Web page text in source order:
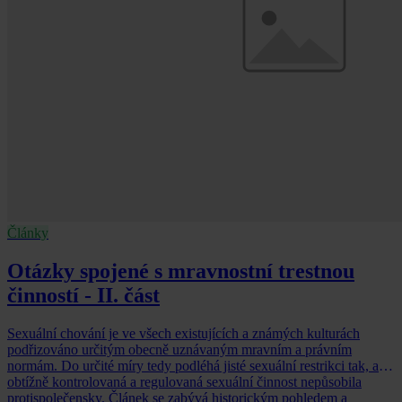
Články
Otázky spojené s mravnostní trestnou
činností - II. část
Sexuální chování je ve všech existujících a známých kulturách
podřizováno určitým obecně uznávaným mravním a právním
normám. Do určité míry tedy podléhá jisté sexuální restrikci tak, aby
obtížně kontrolovaná a regulovaná sexuální činnost nepůsobila
protispolečensky. Článek se zabývá historickým pohledem a